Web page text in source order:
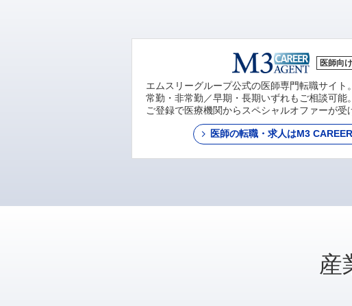
医師向け
エムスリーグループ公式の医師専門転職サイト。
常勤・非常勤／早期・長期いずれもご相談可能。
ご登録で医療機関からスペシャルオファーが受
医師の転職・求人はM3
産